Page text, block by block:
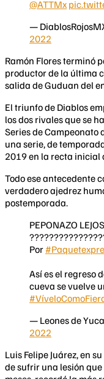
@ATTMx
—
2022
Ramón Flores terminó
productor de la última
salida de Guduan del
El triunfo de Diablos
los dos rivales que se
Series de Campeonato
una serie, de
2019 en la recta inicial
Todo ese antecedente
verdadero ajedrez
postemporada.
PEPONAZO
Por
Así es el regreso
cueva se vuelve
— Leones de
2022
Luis Felipe Juárez, en
de sufrir una lesión